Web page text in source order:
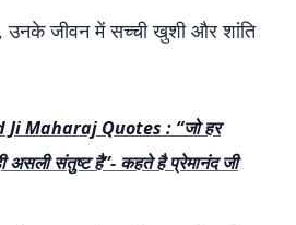
उनके जीवन में सच्ची खुशी और शांति
Maharaj Quotes : “जो हर
असली संतुष्ट है”- कहते है प्रेमानंद जी